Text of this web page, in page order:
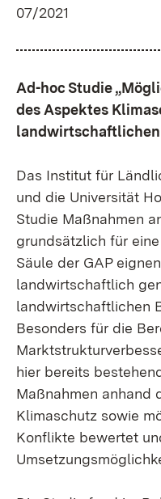
07/2021
Ad-hoc Studie
des Aspektes
Das Institut für
und die Universität
Studie Maßnahmen
grundsätzlich für
Säule der GAP
landwirtschaftlich
landwirtschaftlichen
Besonders für die
hier bereits
Maßnahmen anhand
Klimaschutz sowie
Konflikte bewertet